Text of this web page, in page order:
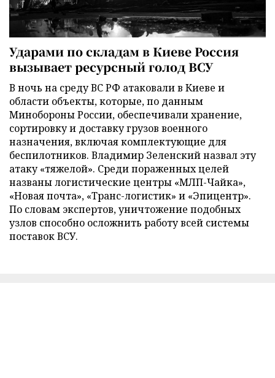
Ударами по складам в Киеве Россия
вызывает ресурсный голод ВСУ
В ночь на среду ВС РФ атаковали в Киеве и
области объекты, которые, по данным
Минобороны России, обеспечивали хранение,
сортировку и доставку грузов военного
назначения, включая комплектующие для
беспилотников. Владимир Зеленский назвал эту
атаку «тяжелой». Среди пораженных целей
названы логистические центры «МЛП-Чайка»,
«Новая почта», «Транс-логистик» и «Эпицентр».
По словам экспертов, уничтожение подобных
узлов способно осложнить работу всей системы
поставок ВСУ.